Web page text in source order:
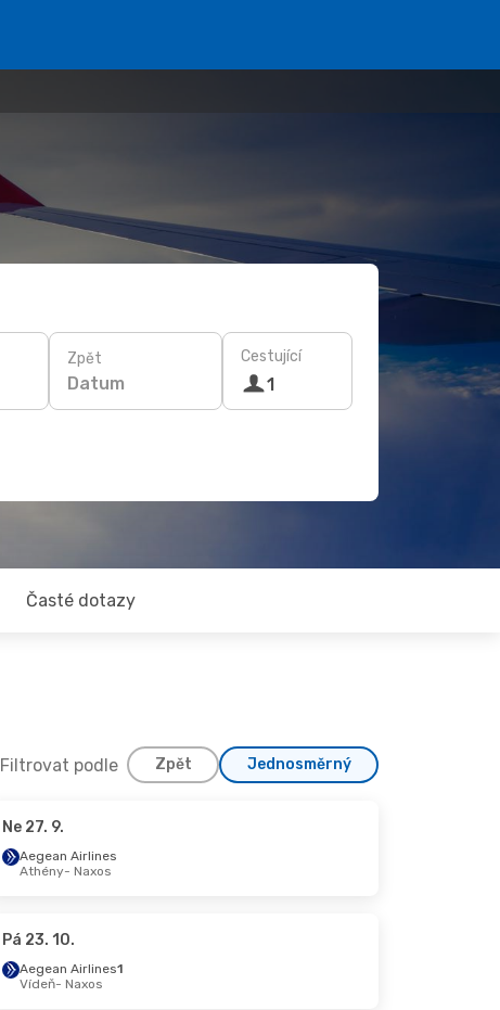
Zpět
Datum
Cestující
1
Časté dotazy
Filtrovat podle Zpět Jednosměrný
Ne 27. 9.
Aegean Airlines
Athény- Naxos
Pá 23. 10.
Aegean Airlines1
Vídeň- Naxos